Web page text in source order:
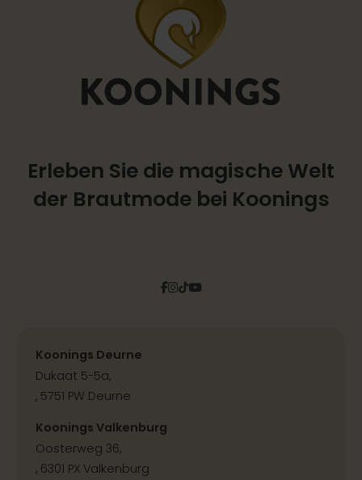
Erleben Sie die magische Welt
der Brautmode bei Koonings
Facebook
Instagram
TiktokPinterest
YouTube
Koonings Deurne
Dukaat 5-5a,
, 5751 PW Deurne
Koonings Valkenburg
Oosterweg 36,
, 6301 PX Valkenburg